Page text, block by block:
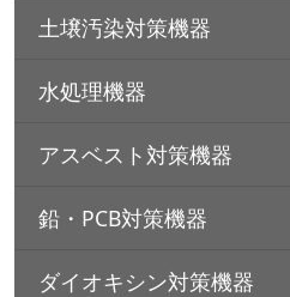
土壌汚染対策機器
水処理機器
アスベスト対策機器
鉛・PCB対策機器
ダイオキシン対策機器